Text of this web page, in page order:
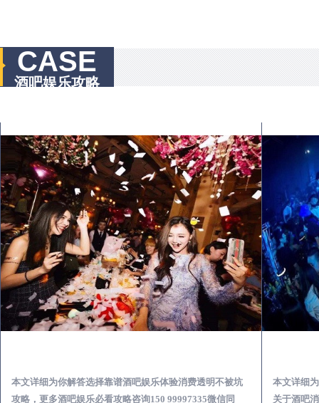
CASE
酒吧娱乐攻略
本文详细为你解答选择靠谱酒吧娱乐体验消费透明不被坑
攻略，更多酒吧娱乐必看攻略咨询150 99997335微信同
本文详细
关于酒吧